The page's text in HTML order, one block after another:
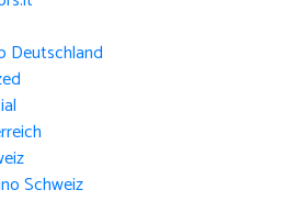
Deutschland
Schweiz